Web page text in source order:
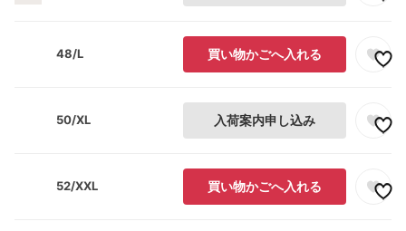
48/L 買い物かごへ入れる
50/XL 入荷案内申し込み
52/XXL 買い物かごへ入れる